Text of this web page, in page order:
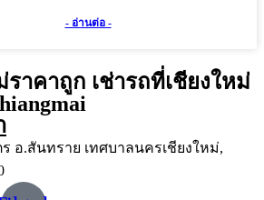
- อ่านต่อ -
ราคาถูก เช่ารถที่เชียงใหม่
อ.สันทราย เทศบาลนครเชียงใหม่,